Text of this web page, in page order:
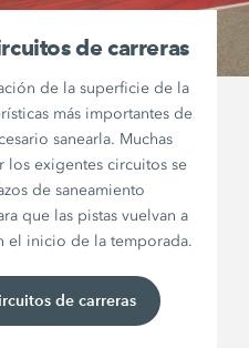
de carreras
de la superficie de la
más importantes de
sanearla. Muchas
los exigentes circuitos se
de saneamiento
que las pistas vuelvan a
el inicio de la temporada.
de carreras